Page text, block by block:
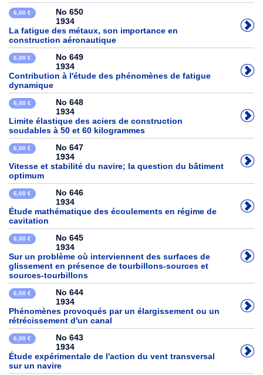
6,00 €
No 650
1934
La fatigue des métaux, son importance en
construction aéronautique
6,00 €
No 649
1934
Contribution à l'étude des phénomènes de fatigue
dynamique
6,00 €
No 648
1934
Limite élastique des aciers de construction
soudables à 50 et 60 kilogrammes
6,00 €
No 647
1934
Vitesse et stabilité du navire; la question du bâtiment
optimum
6,00 €
No 646
1934
Étude mathématique des écoulements en régime de
cavitation
6,00 €
No 645
1934
Sur un problème où interviennent des surfaces de
glissement en présence de tourbillons-sources et
sources-tourbillons
6,00 €
No 644
1934
Phénomènes provoqués par un élargissement ou un
rétrécissement d'un canal
6,00 €
No 643
1934
Étude expérimentale de l'action du vent transversal
sur un navire